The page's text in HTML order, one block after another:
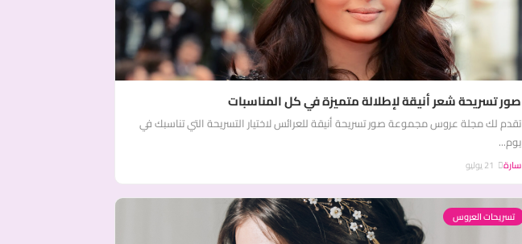
صور تسريحة شعر أنيقة لإطلالة متميزة في كل المناسبات
تقدم لك مجلة عروس مجموعة صور تسريحة أنيقة للعرائس لاختيار التسريحة التي تناسبك في
يوم...
سارة
تسريحات العروس